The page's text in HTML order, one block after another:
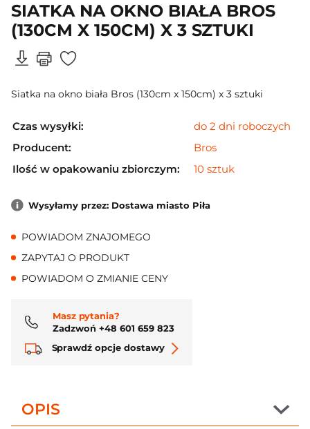
SIATKA NA OKNO BIAŁA BROS
(130CM X 150CM) X 3 SZTUKI
Siatka na okno biała Bros (130cm x 150cm) x 3 sztuki
Czas wysyłki:
do 2 dni roboczych
Producent:
Bros
Ilość w opakowaniu zbiorczym:
10 sztuk
Wysyłamy przez: Dostawa miasto Piła
POWIADOM ZNAJOMEGO
ZAPYTAJ O PRODUKT
POWIADOM O ZMIANIE CENY
Masz pytania?
Zadzwoń +48 601 659 823
Sprawdź opcje dostawy
OPIS